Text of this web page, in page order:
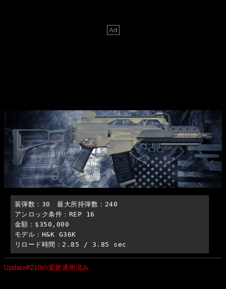
装弾数：30　最大所持弾数：240
アンロック条件：REP 16
金額：$350,000
モデル：H&K G36K
リロード時間：2.85 / 3.85 sec
Update#210の変更適用済み